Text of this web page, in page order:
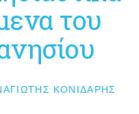
του
ΚΟΝΙΔΆΡΗΣ